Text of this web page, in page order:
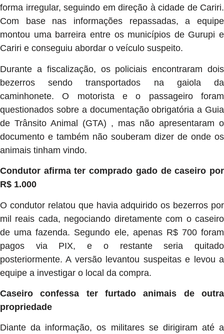
forma irregular, seguindo em direção à cidade de Cariri.
Com base nas informações repassadas, a equipe
montou uma barreira entre os municípios de Gurupi e
Cariri e conseguiu abordar o veículo suspeito.
Durante a fiscalização, os policiais encontraram dois
bezerros sendo transportados na gaiola da
caminhonete. O motorista e o passageiro foram
questionados sobre a documentação obrigatória a Guia
de Trânsito Animal (GTA) , mas não apresentaram o
documento e também não souberam dizer de onde os
animais tinham vindo.
Condutor afirma ter comprado gado de caseiro por
R$ 1.000
O condutor relatou que havia adquirido os bezerros por
mil reais cada, negociando diretamente com o caseiro
de uma fazenda. Segundo ele, apenas R$ 700 foram
pagos via PIX, e o restante seria quitado
posteriormente. A versão levantou suspeitas e levou a
equipe a investigar o local da compra.
Caseiro confessa ter furtado animais de outra
propriedade
Diante da informação, os militares se dirigiram até a